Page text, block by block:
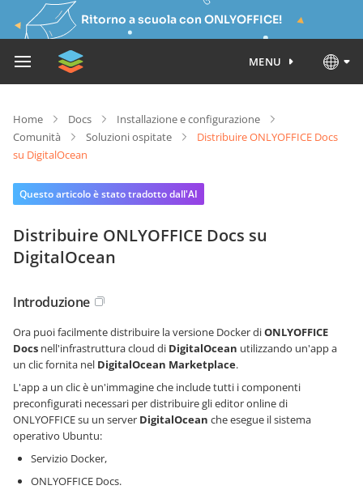
Ritorno a scuola con ONLYOFFICE!
MENU
Home Docs
Installazione e configurazione
Comunità
Soluzioni ospitate
Distribuire ONLYOFFICE Docs
su DigitalOcean
Questo articolo è stato tradotto dall'AI
Distribuire ONLYOFFICE Docs su
DigitalOcean
Introduzione
Ora puoi facilmente distribuire la versione Docker diONLYOFFICE
Docs nell'infrastruttura cloud di DigitalOcean utilizzando un'app a
un clic fornita nel DigitalOcean Marketplace.
L'app a un clic è un'immagine che include tutti i componenti
preconfigurati necessari per distribuire gli editor online di
ONLYOFFICE su un server DigitalOcean che esegue il sistema
operativo Ubuntu:
Servizio Docker,
ONLYOFFICE Docs.